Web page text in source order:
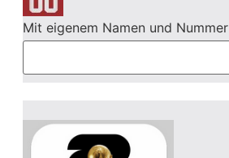
Mit eigenem Namen und Nummer